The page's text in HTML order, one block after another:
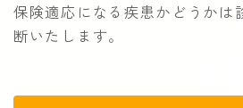
保険適応になる疾患かどうかは
断いたします。